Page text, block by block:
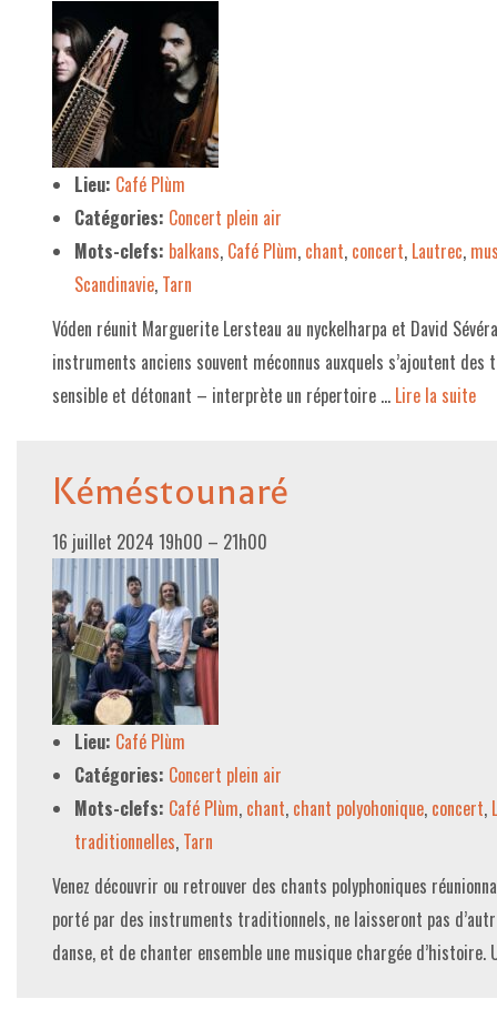
Lieu: Café Plùm
Catégories: Concert plein air
Mots-clefs: balkans, Café Plùm, chant, concert, Lautrec,
Scandinavie, Tarn
Vóden réunit Marguerite Lersteau au nyckelharpa et David
instruments anciens souvent méconnus auxquels s’ajoutent
sensible et détonant – interprète un répertoire … Lire la suite­­
Kéméstounaré
16 juillet 2024 19h00 – 21h00
Lieu: Café Plùm
Catégories: Concert plein air
Mots-clefs: Café Plùm, chant, chant polyohonique, concert,
traditionnelles, Tarn
Venez découvrir ou retrouver des chants polyphoniques
porté par des instruments traditionnels, ne laisseront pas
danse, et de chanter ensemble une musique chargée